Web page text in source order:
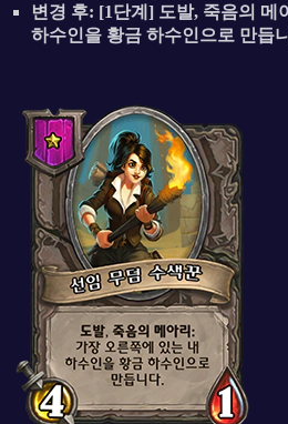
변경 후: [1단계] 도발, 죽음의 메
하수인을 황금 하수인으로 만듭